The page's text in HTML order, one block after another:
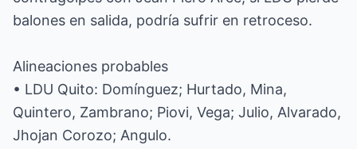
balones en salida, podría sufrir en retroceso.
Alineaciones probables
• LDU Quito: Domínguez; Hurtado, Mina,
Quintero, Zambrano; Piovi, Vega; Julio, Alvarado,
Jhojan Corozo; Angulo.